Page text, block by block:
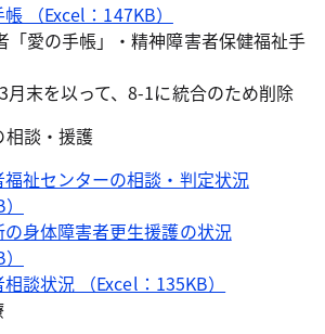
（Excel：147KB）
「愛の手帳」・精神障害者保健福祉手
末を以って、8-1に統合のため削除
相談・援護
祉センターの相談・判定状況
身体障害者更生援護の状況
談状況 （Excel：135KB）